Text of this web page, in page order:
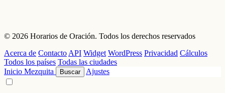
© 2026 Horarios de Oración. Todos los derechos reservados
Acerca de Contacto API Widget WordPress Privacidad Cálculos
Todos los países Todas las ciudades
Inicio Mezquita Buscar Ajustes